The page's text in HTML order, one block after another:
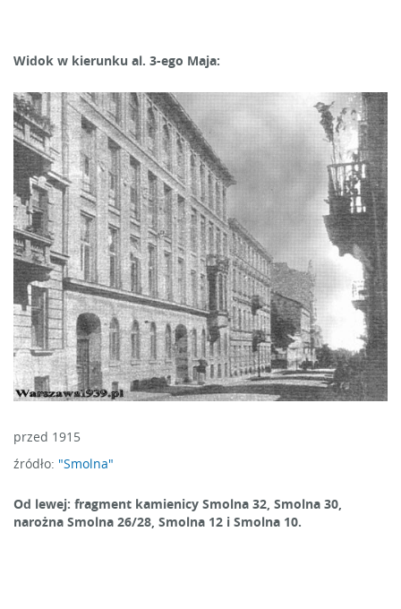
Widok w kierunku al. 3-ego Maja:
przed 1915
źródło: "Smolna"
Od lewej: fragment kamienicy Smolna 32, Smolna 30,
narożna Smolna 26/28, Smolna 12 i Smolna 10.